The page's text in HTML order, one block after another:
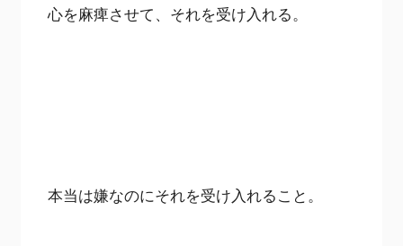
心を麻痺させて、それを受け入れる。
本当は嫌なのにそれを受け入れること。